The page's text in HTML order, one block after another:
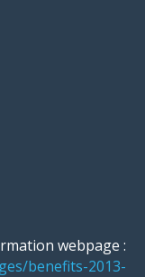
webpage :
benefits-2013-